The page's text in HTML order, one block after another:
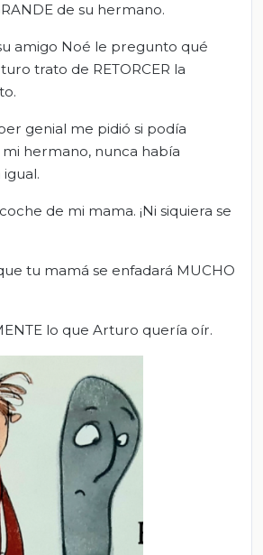
de su hermano.
amigo Noé le pregunto qué
trato de RETORCER la
genial me pidió si podía
hermano, nunca había
de mi mama. ¡Ni siquiera se
tu mamá se enfadará MUCHO
lo que Arturo quería oír.